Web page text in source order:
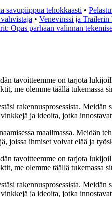
savupiippua tehokkaasti •
• Venevinssi ja Trailerin
Opas parhaan valinnan
tavoitteemme on tarjota
me olemme täällä tukemassa
rakennusprosessista. Meidän
ja ideoita, jotka
maailmassa. Meidän
joissa ihmiset voivat elää ja
tavoitteemme on tarjota
me olemme täällä tukemassa
rakennusprosessista. Meidän
ja ideoita, jotka